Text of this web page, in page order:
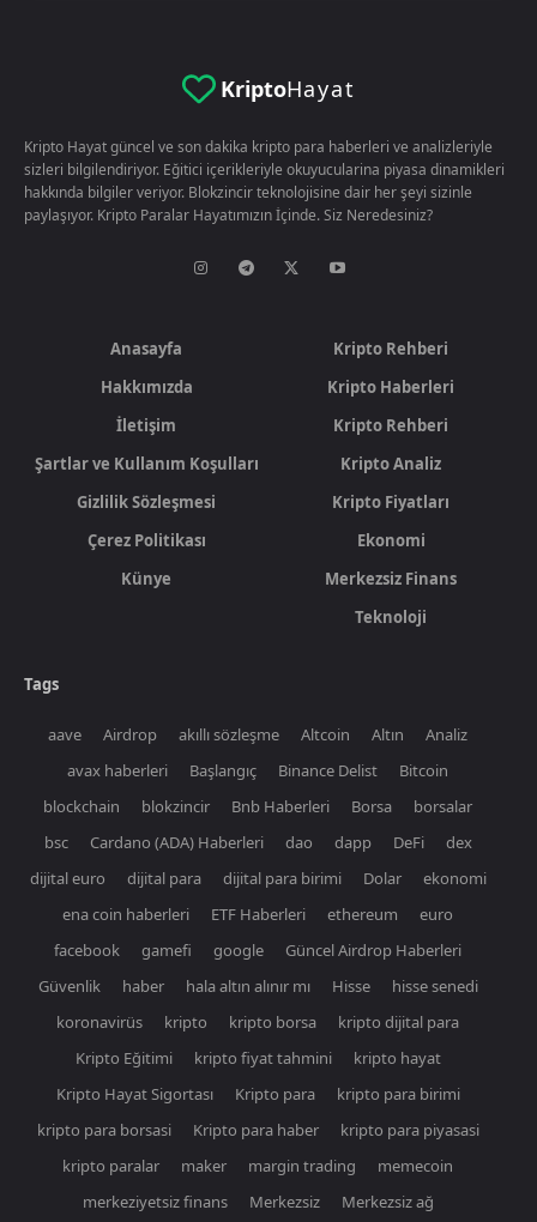
KriptoHayat
Kripto Hayat güncel ve son dakika kripto para haberleri ve analizleriyle
sizleri bilgilendiriyor. Eğitici içerikleriyle okuyucularina piyasa dinamikleri
hakkında bilgiler veriyor. Blokzincir teknolojisine dair her şeyi sizinle
paylaşıyor. Kripto Paralar Hayatımızın İçinde. Siz Neredesiniz?
Anasayfa
Hakkımızda
İletişim
Şartlar ve Kullanım Koşulları
Gizlilik Sözleşmesi
Çerez Politikası
Künye
Kripto Rehberi
Kripto Haberleri
Kripto Rehberi
Kripto Analiz
Kripto Fiyatları
Ekonomi
Merkezsiz Finans
Teknoloji
Tags
aave Airdrop akıllı sözleşme Altcoin Altın
Analiz
avax haberleri
Başlangıç Binance Delist
Bitcoin
blockchain
blokzincir Bnb Haberleri Borsa
borsalar
bsc
Cardano (ADA) Haberleri dao dapp DeFi
dex
dijital euro
dijital para dijital para birimi Dolar
ekonomi
ena coin haberleri
ETF Haberleri ethereum
euro
facebook
gamefi google
Güncel Airdrop Haberleri
Güvenlik
haber hala altın alınır mı Hisse
hisse senedi
koronavirüs
kripto kripto borsa
kripto dijital para
Kripto Eğitimi
kripto fiyat tahmini
kripto hayat
Kripto Hayat Sigortası
Kripto para
kripto para birimi
kripto para borsasi
Kripto para haber
kripto para piyasasi
kripto paralar
maker margin trading
memecoin
merkeziyetsiz finans
Merkezsiz Merkezsiz ağ